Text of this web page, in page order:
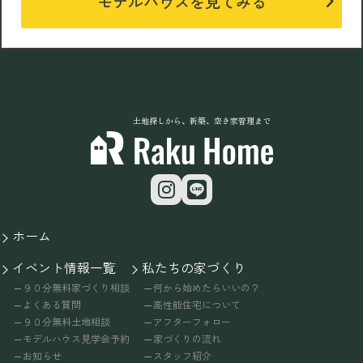
土地探しから、新築、空き家管理まで
ホーム
イベント情報一覧
９０分無料家づくり相談
よくある質問
９０分無料土地相談
モデルハウス見学会予約
お知らせ
私たちの家づくり
何から始めたらいいの？
高性能住宅について
アフターフォロー
家づくりの流れ
スタッフ紹介